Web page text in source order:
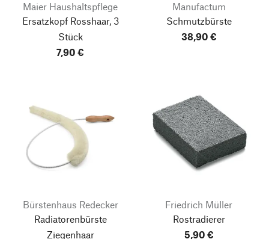
Maier Haushaltspflege
Ersatzkopf Rosshaar, 3
Stück
7,90 €
Manufactum
Schmutzbürste
38,90 €
Bürstenhaus Redecker
Radiatorenbürste
Ziegenhaar
Friedrich Müller
Rostradierer
5,90 €